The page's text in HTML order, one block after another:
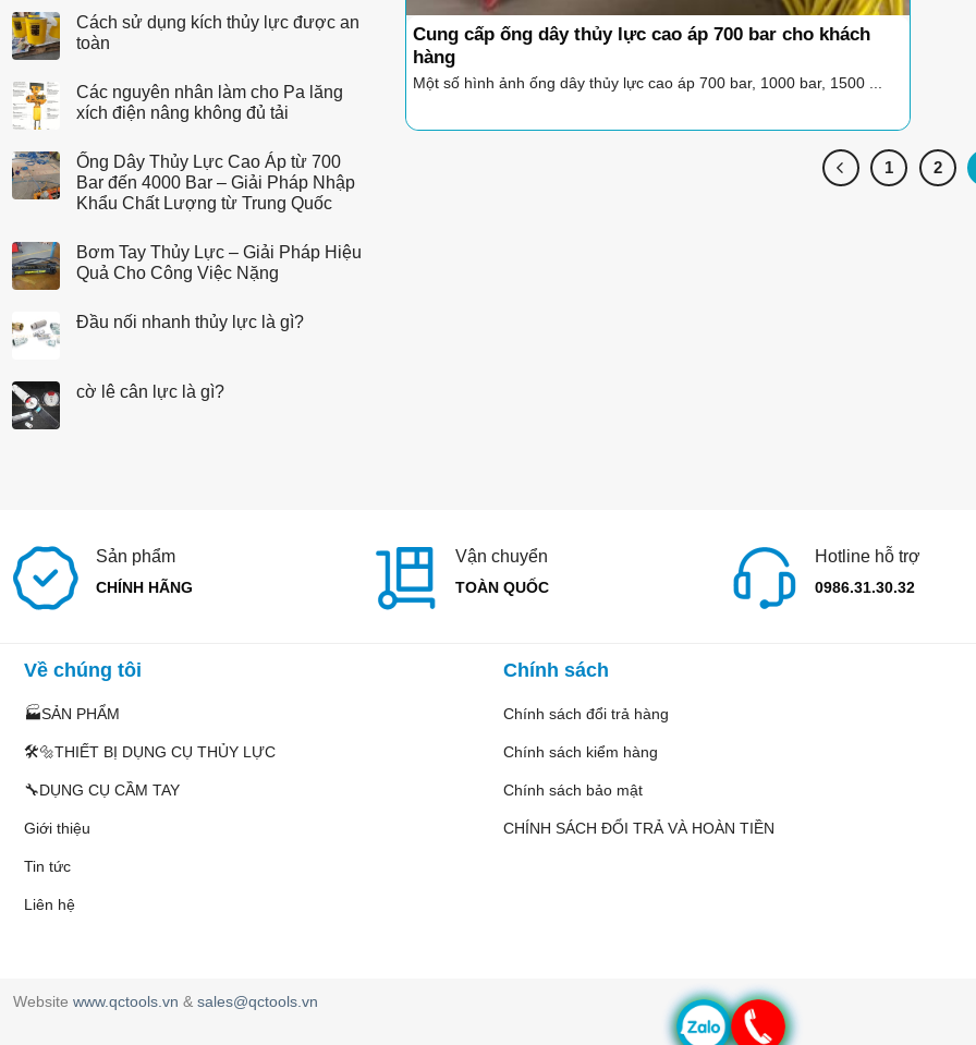
châm
tay
gạt
thủy
lực
Cách sử dụng kích thủy lực được an
toàn
Các nguyên nhân làm cho Pa lăng
xích điện nâng không đủ tải
Ống Dây Thủy Lực Cao Áp từ 700
Bar đến 4000 Bar – Giải Pháp Nhập
Khẩu Chất Lượng từ Trung Quốc
Bơm Tay Thủy Lực – Giải Pháp Hiệu
Quả Cho Công Việc Nặng
Đầu nối nhanh thủy lực là gì?
cờ lê cân lực là gì?
Cung cấp ống dây thủy lực cao áp 700 bar cho khách
hàng
Một số hình ảnh ống dây thủy lực cao áp 700 bar, 1000 bar, 1500 ...
1 2
Sản phẩm
CHÍNH HÃNG
Vận chuyển
TOÀN QUỐC
Hotline hỗ trợ
0986.31.30.32
Về chúng tôi
🏭SẢN PHẨM
🛠️🔩THIẾT BỊ DỤNG CỤ THỦY LỰC
🔧DỤNG CỤ CẦM TAY
Giới thiệu
Tin tức
Liên hệ
Chính sách
Chính sách đổi trả hàng
Chính sách kiểm hàng
Chính sách bảo mật
CHÍNH SÁCH ĐỔI TRẢ VÀ HOÀN TIỀN
Website www.qctools.vn & sales@qctools.vn